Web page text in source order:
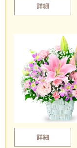
詳細
詳細